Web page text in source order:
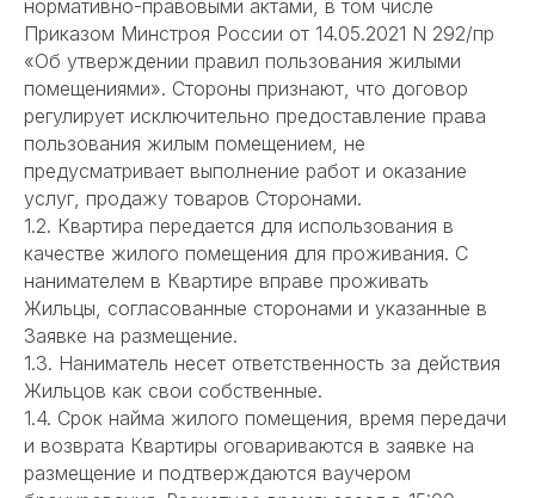
нормативно-правовыми актами, в том числе
Приказом Минстроя России от 14.05.2021 N 292/пр
«Об утверждении правил пользования жилыми
помещениями». Стороны признают, что договор
регулирует исключительно предоставление права
пользования жилым помещением, не
предусматривает выполнение работ и оказание
услуг, продажу товаров Сторонами.
1.2. Квартира передается для использования в
качестве жилого помещения для проживания. С
нанимателем в Квартире вправе проживать
Жильцы, согласованные сторонами и указанные в
Заявке на размещение.
1.3. Наниматель несет ответственность за действия
Жильцов как свои собственные.
1.4. Срок найма жилого помещения, время передачи
и возврата Квартиры оговариваются в заявке на
размещение и подтверждаются ваучером